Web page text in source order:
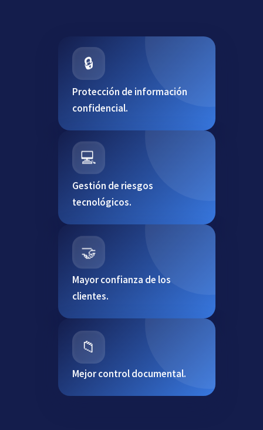
🔒
Protección de información
confidencial.
💻
Gestión de riesgos
tecnológicos.
🤝
Mayor confianza de los
clientes.
📁
Mejor control documental.